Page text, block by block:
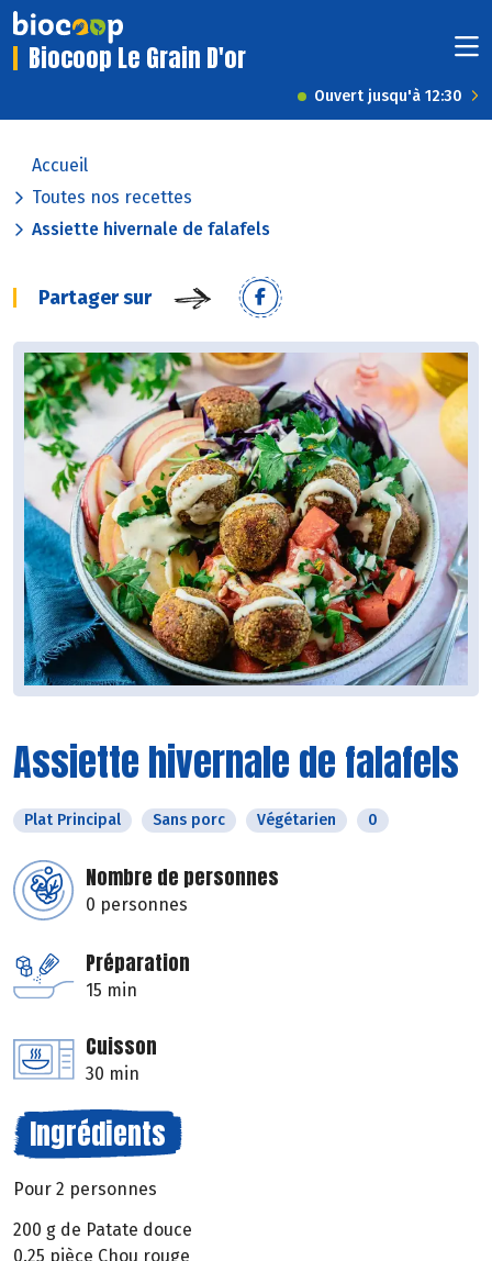
Biocoop Le Grain D'or
Ouvert jusqu'à 12:30
Accueil
Toutes nos recettes
Assiette hivernale de falafels
Partager sur
Assiette hivernale de falafels
Plat Principal Sans porc Végétarien 0
Nombre de personnes
0 personnes
Préparation
15 min
Cuisson
30 min
Ingrédients
Pour 2 personnes
200 g de Patate douce
0.25 pièce Chou rouge